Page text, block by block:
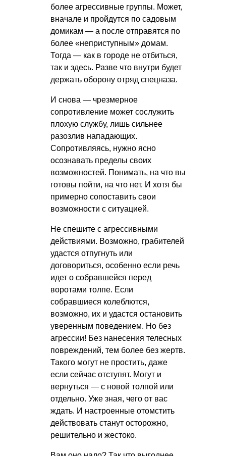
более агрессивные группы. Может,
вначале и пройдутся по садовым
домикам — а после отправятся по
более «неприступным» домам.
Тогда — как в городе не отбиться,
так и здесь. Разве что внутри будет
держать оборону отряд спецназа.
И снова — чрезмерное
сопротивление может сослужить
плохую службу, лишь сильнее
разозлив нападающих.
Сопротивляясь, нужно ясно
осознавать пределы своих
возможностей. Понимать, на что вы
готовы пойти, на что нет. И хотя бы
примерно сопоставить свои
возможности с ситуацией.
Не спешите с агрессивными
действиями. Возможно, грабителей
удастся отпугнуть или
договориться, особенно если речь
идет о собравшейся перед
воротами толпе. Если
собравшиеся колеблются,
возможно, их и удастся остановить
уверенным поведением. Но без
агрессии! Без нанесения телесных
повреждений, тем более без жертв.
Такого могут не простить, даже
если сейчас отступят. Могут и
вернуться — с новой толпой или
отдельно. Уже зная, чего от вас
ждать. И настроенные отомстить
действовать станут осторожно,
решительно и жестоко.